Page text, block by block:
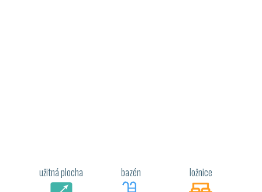
užitná plocha bazén ložnice